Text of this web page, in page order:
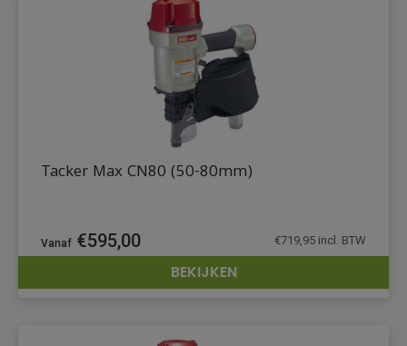
DETAILS
Tacker Max CN80 (50-80mm)
€595,00 €719,95 incl. BTW
BEKIJKEN